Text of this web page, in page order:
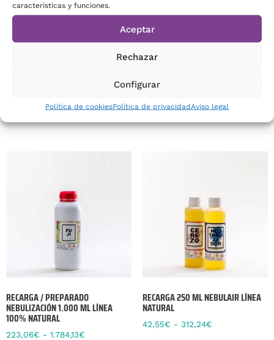
características y funciones.
Aceptar
Rechazar
Configurar
Política de cookiesPolítica de privacidadAviso legal
RECARGAS ULTRA CONCENTRADAS RECARGA 5.000 ML NEBULAIR
613,65
Seleccionar opciones
RECARGA / PREPARADO
NEBULIZACIÓN 1.000 ML LÍNEA
100% NATURAL
223,06€ - 1.784,13€
RECARGA 250 ML NEBULAIR LÍNEA
NATURAL
42,55€ - 312,24€